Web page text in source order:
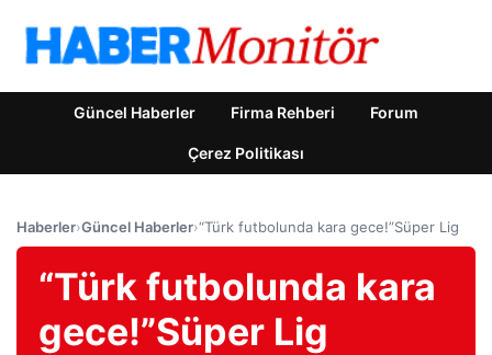
Güncel Haberler Firma Rehberi Forum
Çerez Politikası
Haberler›Güncel Haberler›“Türk futbolunda kara gece!”Süper Lig
“Türk futbolunda kara
gece!”Süper Lig